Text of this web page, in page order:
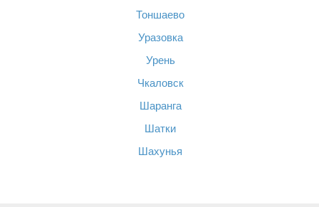
Тоншаево
Уразовка
Урень
Чкаловск
Шаранга
Шатки
Шахунья